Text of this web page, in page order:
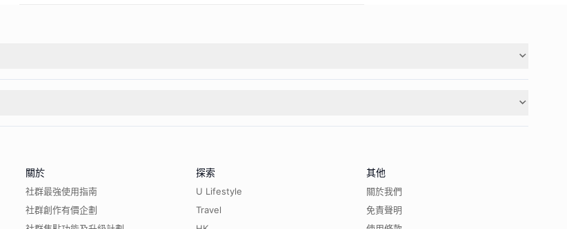
關於
社群最強使用指南
社群創作有價企劃
探索
U Lifestyle
Travel
其他
關於我們
免責聲明